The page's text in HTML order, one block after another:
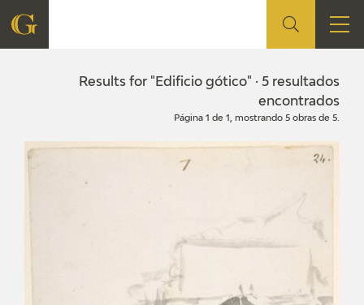
FOUNDATION
CIDG
Results for "Edificio gótico" · 5 resultados
encontrados
Página 1 de 1, mostrando 5 obras de 5.